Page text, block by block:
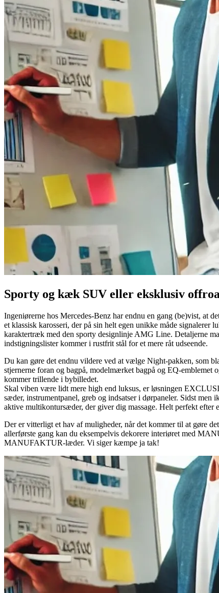
Sporty og kæk SUV eller eksklusiv
Ingeniørerne hos Mercedes-Benz har endnu en gang (be)vist, at
et klassisk karosseri, der på sin helt egen unikke måde
karaktertræk med den sporty designlinje AMG Line. Detaljerne
indstigningslister kommer i rustfrit stål for et mere råt udseende.
Du kan gøre det endnu vildere ved at vælge Night-pakken, som
stjernerne foran og bagpå, modelmærket bagpå og EQ-
kommer trillende i bybilledet.
Skal viben være lidt mere high end luksus, er løsningen
sæder, instrumentpanel, greb og indsatser i dørpaneler. Sidst
aktive multikontursæder, der giver dig massage. Helt perfekt efter
Der er vitterligt et hav af muligheder, når det kommer til at gøre
allerførste gang kan du eksempelvis dekorere interiøret med
MANUFAKTUR-læder. Vi siger kæmpe ja tak!